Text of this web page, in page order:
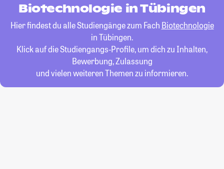
Biotechnologie in Tübingen
Hier findest du alle Studiengänge zum Fach Biotechnologie
in Tübingen.
Klick auf die Studiengangs-Profile, um dich zu Inhalten,
Bewerbung, Zulassung
und vielen weiteren Themen zu informieren.